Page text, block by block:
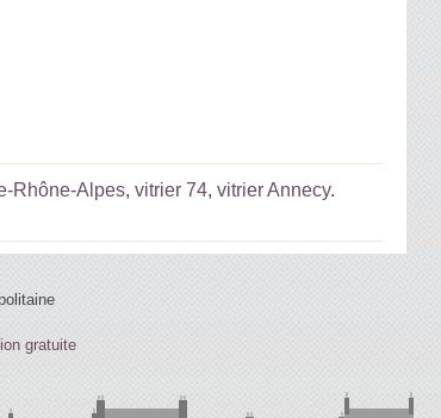
Rhône-Alpes, vitrier 74, vitrier Annecy.
gratuite